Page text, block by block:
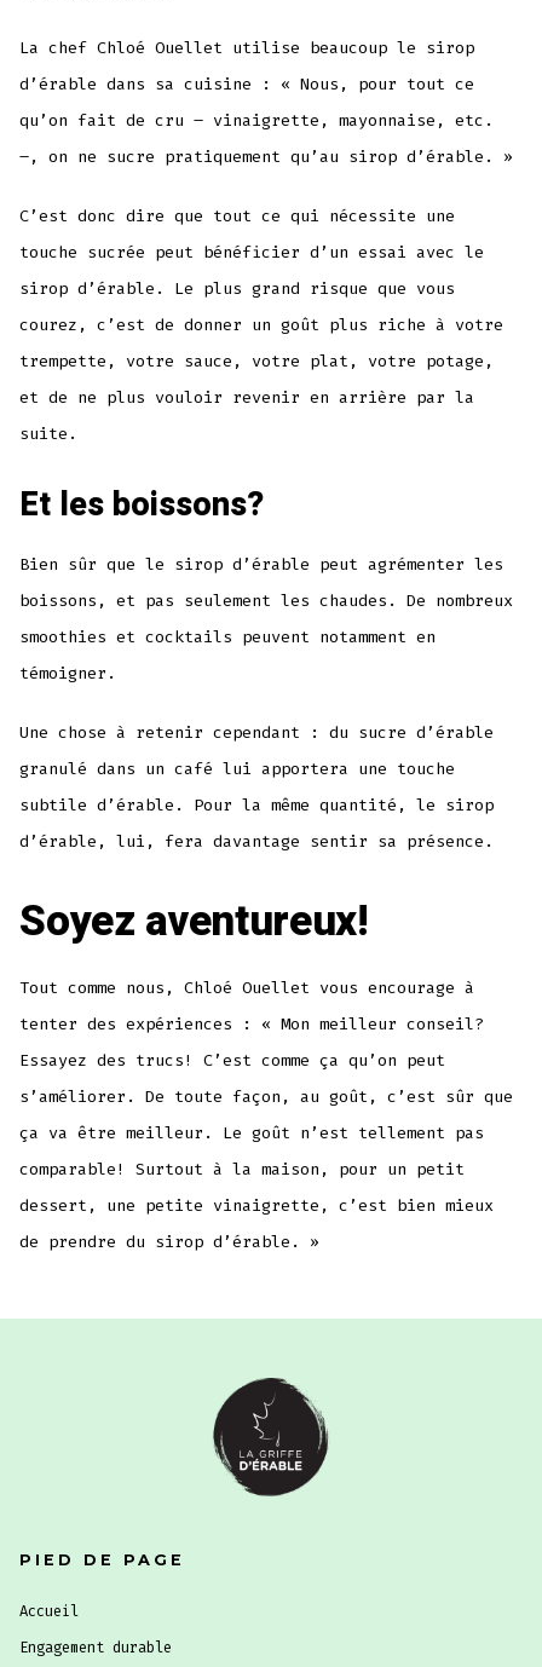
La chef Chloé Ouellet utilise beaucoup le sirop
d’érable dans sa cuisine : « Nous, pour tout ce
qu’on fait de cru – vinaigrette, mayonnaise, etc.
–, on ne sucre pratiquement qu’au sirop d’érable. »
C’est donc dire que tout ce qui nécessite une
touche sucrée peut bénéficier d’un essai avec le
sirop d’érable. Le plus grand risque que vous
courez, c’est de donner un goût plus riche à votre
trempette, votre sauce, votre plat, votre potage,
et de ne plus vouloir revenir en arrière par la
suite.
Et les boissons?
Bien sûr que le sirop d’érable peut agrémenter les
boissons, et pas seulement les chaudes. De nombreux
smoothies et cocktails peuvent notamment en
témoigner.
Une chose à retenir cependant : du sucre d’érable
granulé dans un café lui apportera une touche
subtile d’érable. Pour la même quantité, le sirop
d’érable, lui, fera davantage sentir sa présence.
Soyez aventureux!
Tout comme nous, Chloé Ouellet vous encourage à
tenter des expériences : « Mon meilleur conseil?
Essayez des trucs! C’est comme ça qu’on peut
s’améliorer. De toute façon, au goût, c’est sûr que
ça va être meilleur. Le goût n’est tellement pas
comparable! Surtout à la maison, pour un petit
dessert, une petite vinaigrette, c’est bien mieux
de prendre du sirop d’érable. »
PIED DE PAGE
Accueil
Engagement durable